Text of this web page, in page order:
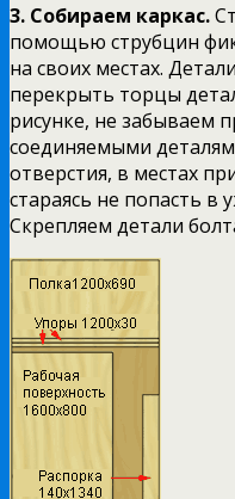
3. Собираем каркас.
помощью струбцин
на своих местах. Детали
перекрыть торцы
рисунке, не забываем
соединяемыми
отверстия, в местах
стараясь не попасть в
Скрепляем детали